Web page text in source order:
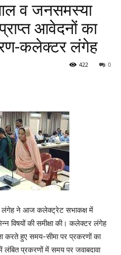
व जनसमस्या
आवेदनों का
कलेक्टर लंगेह
0
422
ने आज कलेक्ट्रेट सभाकक्ष में
विषयों की समीक्षा की। कलेक्टर लंगेह
करते हुए समय-सीमा पर प्रकरणों का
प्रकरणों में समय पर जवाबदावा